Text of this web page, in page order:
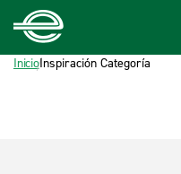
Inicio
Pie de página
InicioInspiración Categoría